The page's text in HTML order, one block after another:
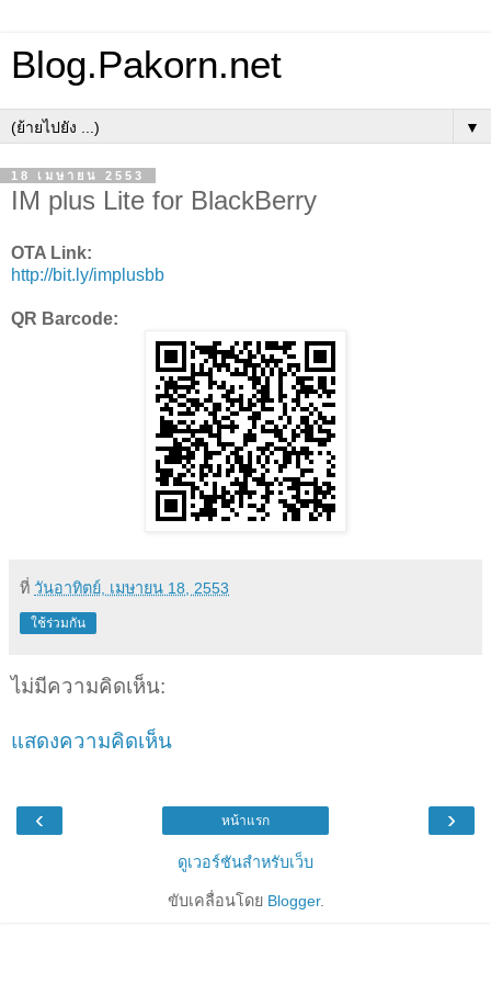
Blog.Pakorn.net
▼
18 เมษายน 2553
IM plus Lite for BlackBerry
OTA Link:
http://bit.ly/implusbb
QR Barcode:
ที่ วันอาทิตย์, เมษายน 18, 2553
ใช้ร่วมกัน
ไม่มีความคิดเห็น:
แสดงความคิดเห็น
‹ ›
หน้าแรก
ดูเวอร์ชันสำหรับเว็บ
ขับเคลื่อนโดย Blogger.